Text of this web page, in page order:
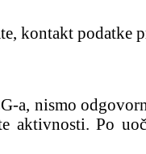
kontakt podatke
a, nismo
aktivnosti. Po